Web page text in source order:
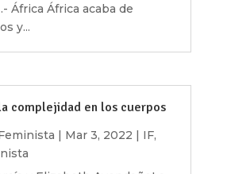
África África acaba de
y...
complejidad en los cuerpos
| Mar 3, 2022 | IF,